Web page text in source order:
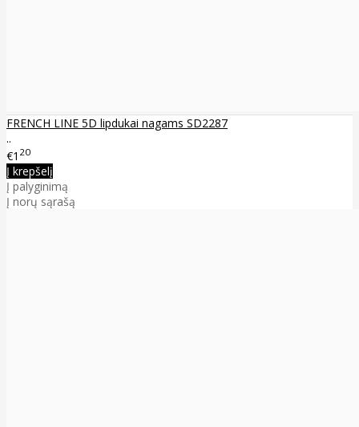
FRENCH LINE 5D lipdukai nagams SD2287
..
€1 20
Į krepšelį
Į palyginimą
Į norų sąrašą